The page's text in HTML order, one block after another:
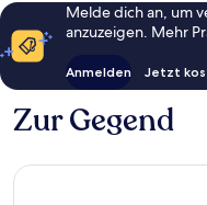
Melde dich an, um
anzuzeigen. Mehr
Anmelden Jetzt
Zur Gegend